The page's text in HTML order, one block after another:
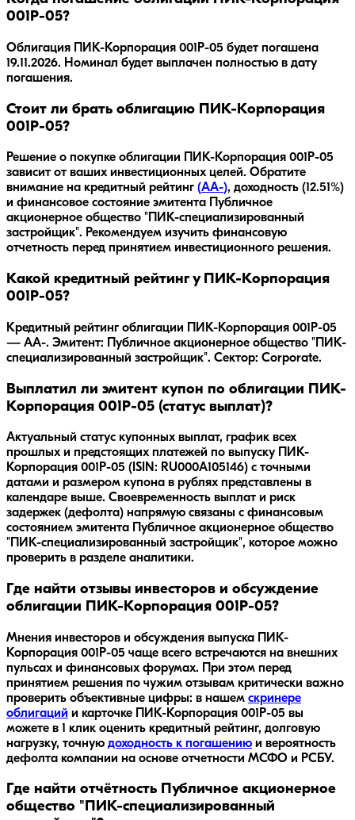
001Р-05?
Облигация ПИК-Корпорация 001Р-05 будет погашена
19.11.2026. Номинал будет выплачен полностью в дату
погашения.
Стоит ли брать облигацию ПИК-Корпорация
001Р-05?
Решение о покупке облигации ПИК-Корпорация 001Р-05
зависит от ваших инвестиционных целей. Обратите
внимание на кредитный рейтинг (AA-), доходность (12.51%)
и финансовое состояние эмитента Публичное
акционерное общество "ПИК-специализированный
застройщик". Рекомендуем изучить финансовую
отчетность перед принятием инвестиционного решения.
Какой кредитный рейтинг у ПИК-Корпорация
001Р-05?
Кредитный рейтинг облигации ПИК-Корпорация 001Р-05
— AA-. Эмитент: Публичное акционерное общество "ПИК-
специализированный застройщик". Сектор: Corporate.
Выплатил ли эмитент купон по облигации ПИК-
Корпорация 001Р-05 (статус выплат)?
Актуальный статус купонных выплат, график всех
прошлых и предстоящих платежей по выпуску ПИК-
Корпорация 001Р-05 (ISIN: RU000A105146) с точными
датами и размером купона в рублях представлены в
календаре выше. Своевременность выплат и риск
задержек (дефолта) напрямую связаны с финансовым
состоянием эмитента Публичное акционерное общество
"ПИК-специализированный застройщик", которое можно
проверить в разделе аналитики.
Где найти отзывы инвесторов и обсуждение
облигации ПИК-Корпорация 001Р-05?
Мнения инвесторов и обсуждения выпуска
ПИК-
Корпорация 001Р-05 чаще всего встречаются на внешних
пульсах и финансовых форумах. При этом перед
принятием решения по чужим отзывам критически важно
проверить объективные цифры: в нашем скринере
облигаций и карточке ПИК-Корпорация 001Р-05 вы
можете в 1 клик оценить кредитный рейтинг, долговую
нагрузку, точную доходность к погашению и вероятность
дефолта компании на основе отчетности МСФО и РСБУ.
Где найти отчётность Публичное акционерное
общество "ПИК-специализированный